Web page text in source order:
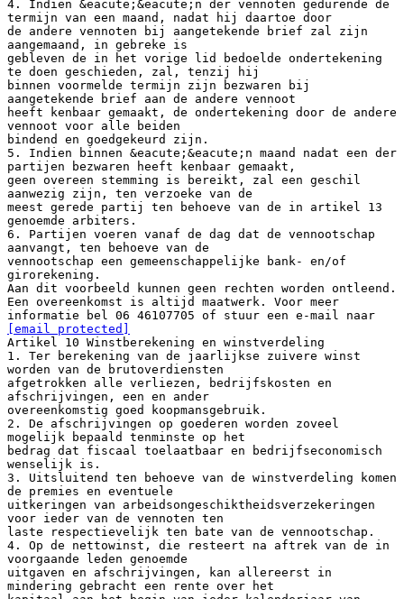
4. Indien &eacute;&eacute;n der vennoten gedurende de
termijn van een maand, nadat hij daartoe door
de andere vennoten bij aangetekende brief zal zijn
aangemaand, in gebreke is
gebleven de in het vorige lid bedoelde ondertekening
te doen geschieden, zal, tenzij hij
binnen voormelde termijn zijn bezwaren bij
aangetekende brief aan de andere vennoot
heeft kenbaar gemaakt, de ondertekening door de andere
vennoot voor alle beiden
bindend en goedgekeurd zijn.
5. Indien binnen &eacute;&eacute;n maand nadat een der
partijen bezwaren heeft kenbaar gemaakt,
geen overeen stemming is bereikt, zal een geschil
aanwezig zijn, ten verzoeke van de
meest gerede partij ten behoeve van de in artikel 13
genoemde arbiters.
6. Partijen voeren vanaf de dag dat de vennootschap
aanvangt, ten behoeve van de
vennootschap een gemeenschappelijke bank- en/of
girorekening.
Aan dit voorbeeld kunnen geen rechten worden ontleend.
Een overeenkomst is altijd maatwerk. Voor meer
informatie bel 06 46107705 of stuur een e-mail naar
[email protected]
Artikel 10 Winstberekening en winstverdeling
1. Ter berekening van de jaarlijkse zuivere winst
worden van de brutoverdiensten
afgetrokken alle verliezen, bedrijfskosten en
afschrijvingen, een en ander
overeenkomstig goed koopmansgebruik.
2. De afschrijvingen op goederen worden zoveel
mogelijk bepaald tenminste op het
bedrag dat fiscaal toelaatbaar en bedrijfseconomisch
wenselijk is.
3. Uitsluitend ten behoeve van de winstverdeling komen
de premies en eventuele
uitkeringen van arbeidsongeschiktheidsverzekeringen
voor ieder van de vennoten ten
laste respectievelijk ten bate van de vennootschap.
4. Op de nettowinst, die resteert na aftrek van de in
voorgaande leden genoemde
uitgaven en afschrijvingen, kan allereerst in
mindering gebracht een rente over het